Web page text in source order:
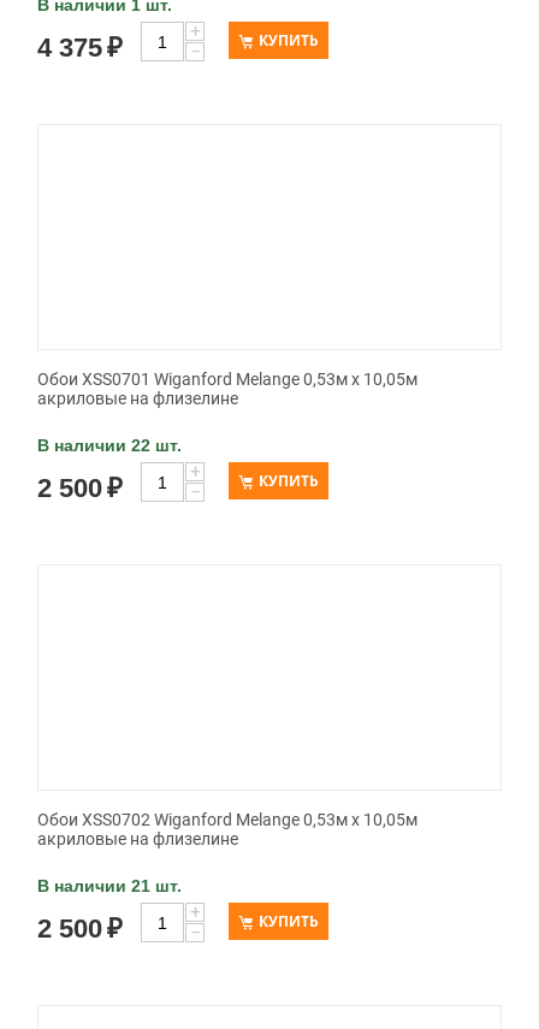
В наличии 1 шт.
4 375₽
+
−
КУПИТЬ
Обои XSS0701 Wiganford Melange 0,53м x 10,05м
акриловые на флизелине
В наличии 22 шт.
2 500₽
+
−
КУПИТЬ
Обои XSS0702 Wiganford Melange 0,53м x 10,05м
акриловые на флизелине
В наличии 21 шт.
2 500₽
+
−
КУПИТЬ